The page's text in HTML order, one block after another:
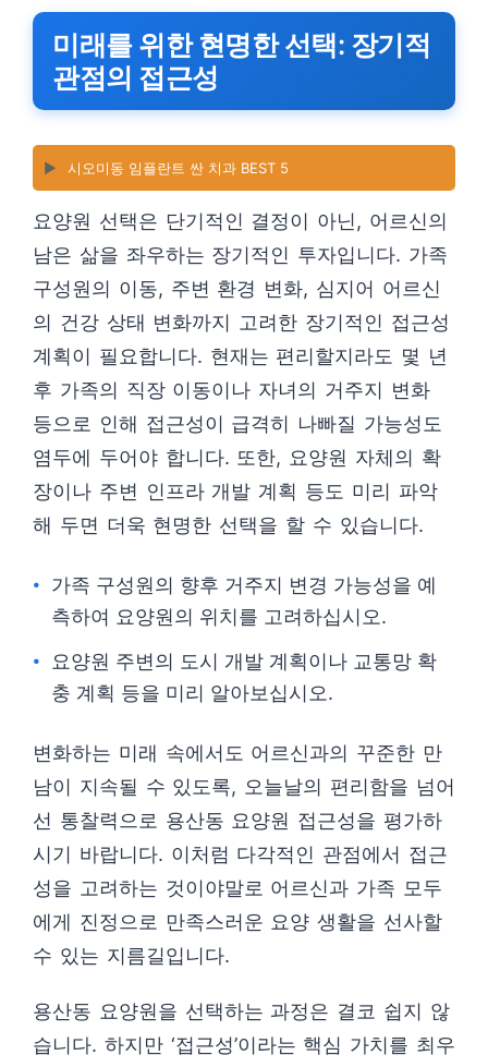
미래를 위한 현명한 선택: 장기적
관점의 접근성
▶️ 시오미동 임플란트 싼 치과 BEST 5
요양원 선택은 단기적인 결정이 아닌, 어르신의
남은 삶을 좌우하는 장기적인 투자입니다. 가족
구성원의 이동, 주변 환경 변화, 심지어 어르신
의 건강 상태 변화까지 고려한 장기적인 접근성
계획이 필요합니다. 현재는 편리할지라도 몇 년
후 가족의 직장 이동이나 자녀의 거주지 변화
등으로 인해 접근성이 급격히 나빠질 가능성도
염두에 두어야 합니다. 또한, 요양원 자체의 확
장이나 주변 인프라 개발 계획 등도 미리 파악
해 두면 더욱 현명한 선택을 할 수 있습니다.
가족 구성원의 향후 거주지 변경 가능성을 예
측하여 요양원의 위치를 고려하십시오.
요양원 주변의 도시 개발 계획이나 교통망 확
충 계획 등을 미리 알아보십시오.
변화하는 미래 속에서도 어르신과의 꾸준한 만
남이 지속될 수 있도록, 오늘날의 편리함을 넘어
선 통찰력으로 용산동 요양원 접근성을 평가하
시기 바랍니다. 이처럼 다각적인 관점에서 접근
성을 고려하는 것이야말로 어르신과 가족 모두
에게 진정으로 만족스러운 요양 생활을 선사할
수 있는 지름길입니다.
용산동 요양원을 선택하는 과정은 결코 쉽지 않
습니다. 하지만 ‘접근성’이라는 핵심 가치를 최우